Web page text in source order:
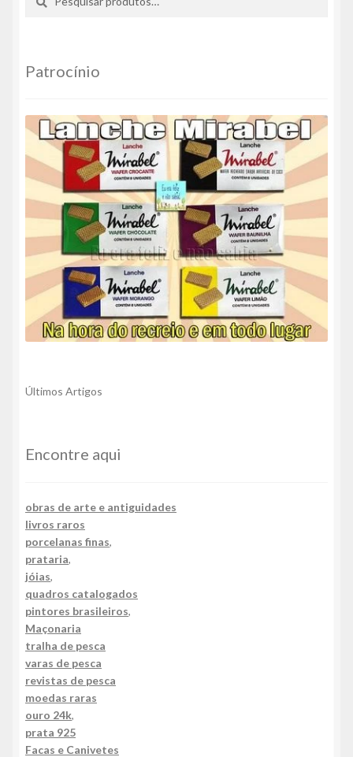
por:
Patrocínio
Últimos Artigos
Encontre aqui
obras de arte e antiguidades
livros raros
porcelanas finas,
prataria,
jóias,
quadros catalogados
pintores brasileiros,
Maçonaria
tralha de pesca
varas de pesca
revistas de pesca
moedas raras
ouro 24k,
prata 925
Facas e Canivetes